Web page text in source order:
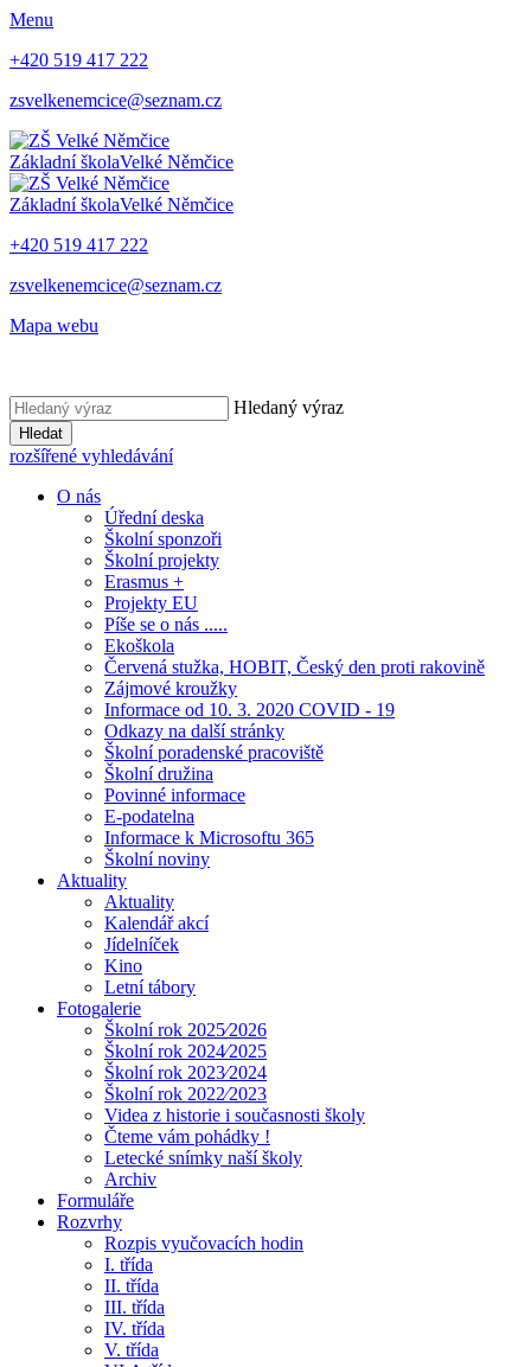
Menu
+420 519 417 222
zsvelkenemcice@seznam.cz
Základní školaVelké Němčice
Základní školaVelké Němčice
+420 519 417 222
zsvelkenemcice@seznam.cz
Mapa webu
Hledaný výraz
Hledat
rozšířené vyhledávání
O nás
Úřední deska
Školní sponzoři
Školní projekty
Erasmus +
Projekty EU
Píše se o nás .....
Ekoškola
Červená stužka, HOBIT, Český den proti rakovině
Zájmové kroužky
Informace od 10. 3. 2020 COVID - 19
Odkazy na další stránky
Školní poradenské pracoviště
Školní družina
Povinné informace
E-podatelna
Informace k Microsoftu 365
Školní noviny
Aktuality
Aktuality
Kalendář akcí
Jídelníček
Kino
Letní tábory
Fotogalerie
Školní rok 2025⁄2026
Školní rok 2024⁄2025
Školní rok 2023⁄2024
Školní rok 2022⁄2023
Videa z historie i současnosti školy
Čteme vám pohádky !
Letecké snímky naší školy
Archiv
Formuláře
Rozvrhy
Rozpis vyučovacích hodin
I. třída
II. třída
III. třída
IV. třída
V. třída